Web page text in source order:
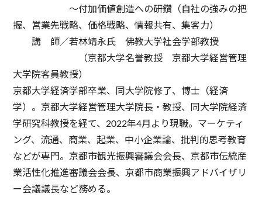
～付加価値創造への研鑽（自社の強みの把
握、営業先戦略、価格戦略、情報共有、集客力）
講 師／若林靖永氏 佛教大学社会学部教授
（京都大学名誉教授 京都大学経営管理
大学院客員教授）
京都大学経済学部卒業、同大学院修了、博士（経済
学）。京都大学経営管理大学院長・教授、同大学院経済
学研究科教授を経て、2022年4月より現職。マーケティ
ング、流通、商業、起業、中小企業論、批判的思考教育
などが専門。京都市観光振興審議会会長、京都市伝統産
業活性化推進審議会会長、京都市商業振興アドバイザリ
ー会議議長など務める。